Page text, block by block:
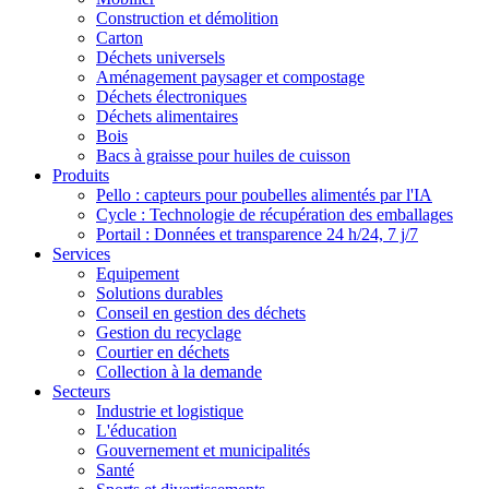
Construction et démolition
Carton
Déchets universels
Aménagement paysager et compostage
Déchets électroniques
Déchets alimentaires
Bois
Bacs à graisse pour huiles de cuisson
Produits
Pello : capteurs pour poubelles alimentés par l'IA
Cycle : Technologie de récupération des emballages
Portail : Données et transparence 24 h/24, 7 j/7
Services
Equipement
Solutions durables
Conseil en gestion des déchets
Gestion du recyclage
Courtier en déchets
Collection à la demande
Secteurs
Industrie et logistique
L'éducation
Gouvernement et municipalités
Santé